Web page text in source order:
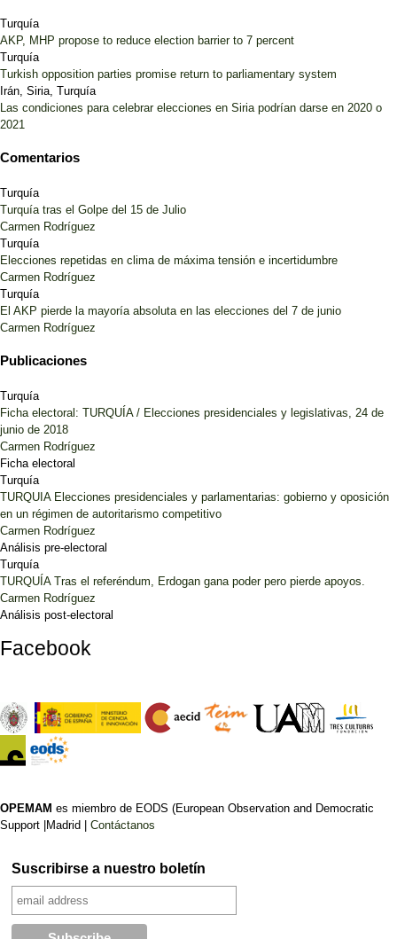
Turquía
AKP, MHP propose to reduce election barrier to 7 percent
Turquía
Turkish opposition parties promise return to parliamentary system
Irán, Siria, Turquía
Las condiciones para celebrar elecciones en Siria podrían darse en 2020 o
2021
Comentarios
Turquía
Turquía tras el Golpe del 15 de Julio
Carmen Rodríguez
Turquía
Elecciones repetidas en clima de máxima tensión e incertidumbre
Carmen Rodríguez
Turquía
El AKP pierde la mayoría absoluta en las elecciones del 7 de junio
Carmen Rodríguez
Publicaciones
Turquía
Ficha electoral: TURQUÍA / Elecciones presidenciales y legislativas, 24 de
junio de 2018
Carmen Rodríguez
Ficha electoral
Turquía
TURQUIA Elecciones presidenciales y parlamentarias: gobierno y oposición
en un régimen de autoritarismo competitivo
Carmen Rodríguez
Análisis pre-electoral
Turquía
TURQUÍA Tras el referéndum, Erdogan gana poder pero pierde apoyos.
Carmen Rodríguez
Análisis post-electoral
Facebook
OPEMAM es miembro de EODS (European Observation and Democratic
Support |Madrid | Contáctanos
Suscribirse a nuestro boletín